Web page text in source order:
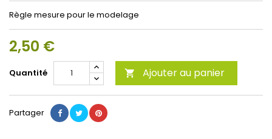
Règle mesure pour le modelage
2,50 €
Quantité  Ajouter au panier
Partager